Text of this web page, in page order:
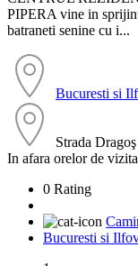
PIPERA vine in
batraneti senine cu i...
Bucuresti si
Strada
In afara orelor de vizita
0 Rating
Bucuresti si